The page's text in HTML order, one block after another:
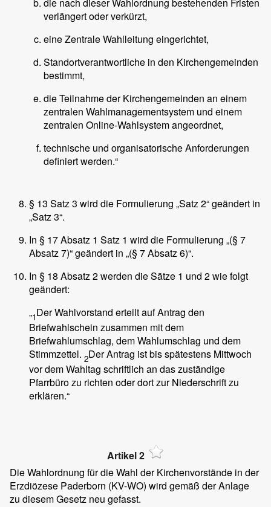
verlängert oder verkürzt,
eine Zentrale Wahlleitung eingerichtet,
Standortverantwortliche in den Kirchengemeinden
bestimmt,
die Teilnahme der Kirchengemeinden an einem
zentralen Wahlmanagementsystem und einem
zentralen Online-Wahlsystem angeordnet,
technische und organisatorische Anforderungen
definiert werden.“
§ 13 Satz 3 wird die Formulierung „Satz 2“ geändert in
„Satz 3“.
In § 17 Absatz 1 Satz 1 wird die Formulierung „(§ 7
Absatz 7)“ geändert in „(§ 7 Absatz 6)“.
In § 18 Absatz 2 werden die Sätze 1 und 2 wie folgt
geändert:
„1Der Wahlvorstand erteilt auf Antrag den
Briefwahlschein zusammen mit dem
Briefwahlumschlag, dem Wahlumschlag und dem
Stimmzettel. 2Der Antrag ist bis spätestens Mittwoch
vor dem Wahltag schriftlich an das zuständige
Pfarrbüro zu richten oder dort zur Niederschrift zu
erklären.“
Artikel 2
Die Wahlordnung für die Wahl der Kirchenvorstände in der
Erzdiözese Paderborn (KV-WO) wird gemäß der Anlage
zu diesem Gesetz neu gefasst.